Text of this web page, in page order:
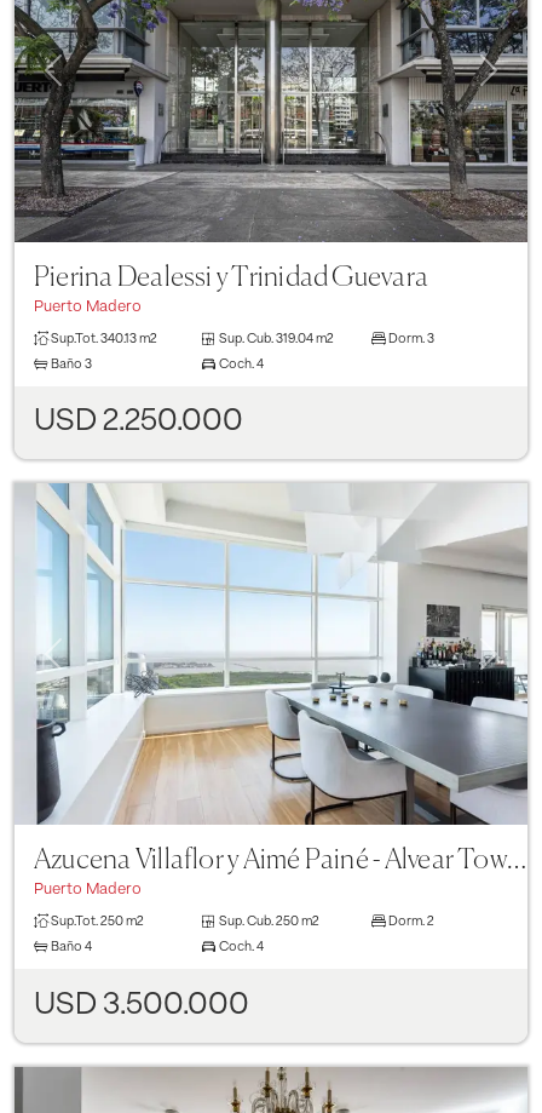
Previous Next
Pierina Dealessi y Trinidad Guevara
Puerto Madero
Sup.Tot. 340.13 m2 Sup. Cub. 319.04 m2 Dorm. 3
Baño 3 Coch. 4
USD 2.250.000
Previous
Azucena Villaflor y Aimé Painé - Alvear Tower
Puerto Madero
Sup.Tot.250 m2 Sup. Cub. 250 m2 Dorm. 2
Baño 4 Coch. 4
USD 3.500.000